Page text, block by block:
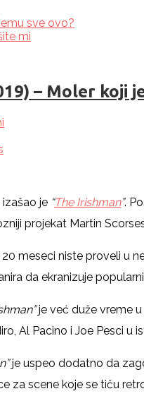
sve ovo?
mi
– Moler koji
izašao je “The Irishman”.
projekat Martin
meseci niste proveli u
da ekranizuje
je već duže vreme
Al Pa­cino i Joe Pesci u
je uspeo dodatno da
za scene koje se tiču